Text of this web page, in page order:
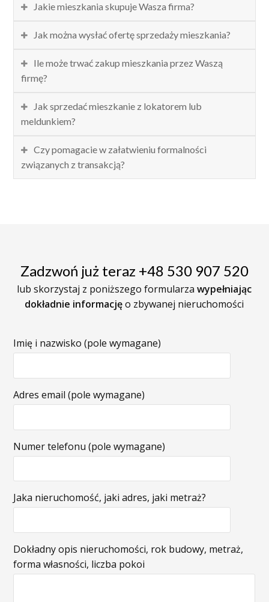
Jakie mieszkania skupuje Wasza firma?
Jak można wysłać ofertę sprzedaży mieszkania?
Ile może trwać zakup mieszkania przez Waszą
firmę?
Jak sprzedać mieszkanie z lokatorem lub
meldunkiem?
Czy pomagacie w załatwieniu formalności
związanych z transakcją?
Zadzwoń już teraz +48 530 907 520
lub skorzystaj z poniższego formularzawypełniając
dokładnie informacjęo zbywanej nieruchomości
Imię i nazwisko (pole wymagane)
Adres email (pole wymagane)
Numer telefonu (pole wymagane)
Jaka nieruchomość, jaki adres, jaki metraż?
Dokładny opis nieruchomości, rok budowy, metraż,
forma własności, liczba pokoi